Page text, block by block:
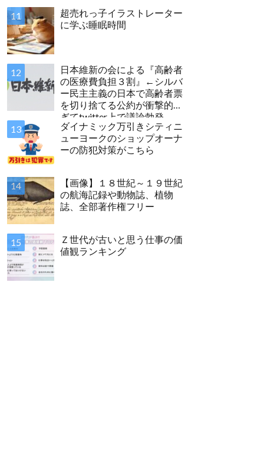
超売れっ子イラストレーター
に学ぶ睡眠時間
日本維新の会による『高齢者
の医療費負担３割』←シルバ
ー民主主義の日本で高齢者票
を切り捨てる公約が衝撃的す
ぎてtwitter上で議論勃発
ダイナミック万引きシティニ
ューヨークのショップオーナ
ーの防犯対策がこちら
【画像】１８世紀～１９世紀
の航海記録や動物誌、植物
誌、全部著作権フリー
Ｚ世代が古いと思う仕事の価
値観ランキング